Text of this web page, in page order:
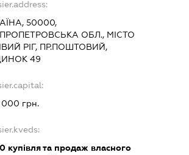
50000,
ОБЛ., МІСТО
РІГ, ПР.ПОШТОВИЙ,
49
000 грн.
купівля та продаж власного